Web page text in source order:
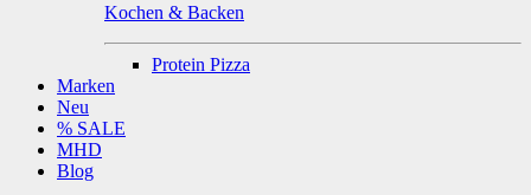
Kochen & Backen
Protein Pizza
Marken
Neu
% SALE
MHD
Blog